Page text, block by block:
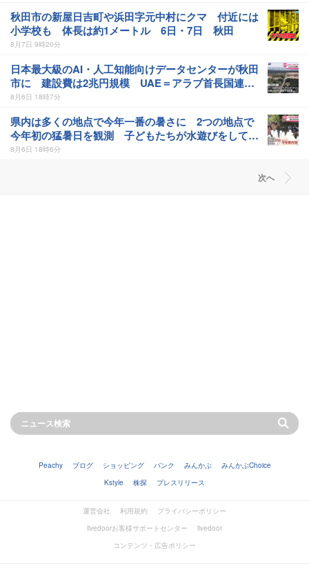
秋田市の新屋日吉町や浜田字元中村にクマ 付近には
小学校も 体長は約1メートル 6日・7日 秋田
8月7日 9時20分
日本最大級のAI・人工知能向けデータセンターが秋田
市に 建設費は2兆円規模 UAE＝アラブ首長国連邦
などが投資へ 秋田
8月6日 18時7分
県内は多くの地点で今年一番の暑さに 2つの地点で
今年初の猛暑日を観測 子どもたちが水遊びをして涼
む様子も 秋田
8月6日 18時6分
次へ
Peachy ブログ ショッピング バンク みんかぶ
みんかぶChoice
Kstyle
株探 プレスリリース
運営会社 利用規約
プライバシーポリシー
livedoorお客様サポートセンター
livedoor
コンテンツ・広告ポリシー